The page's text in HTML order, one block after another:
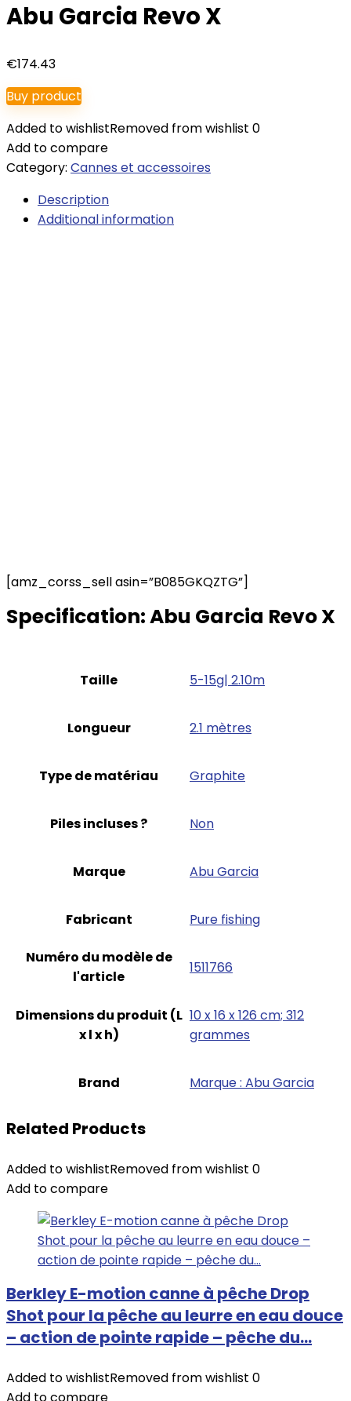
Abu Garcia Revo X
€174.43
Buy product
Added to wishlistRemoved from wishlist 0
Add to compare
Category: Cannes et accessoires
Description
Additional information
[amz_corss_sell asin=”B085GKQZTG”]
Specification:Abu Garcia Revo X
Taille ‎5-15g| 2.10m
Longueur ‎2.1 mètres
Type de matériau ‎Graphite
Piles incluses ? ‎Non
Marque ‎Abu Garcia
Fabricant ‎Pure fishing
Numéro du modèle de
l'article
‎1511766
Dimensions du produit (L
x l x h)
‎10 x 16 x 126 cm; 312
grammes
Brand Marque : Abu Garcia
Related Products
Added to wishlistRemoved from wishlist 0
Add to compare
Berkley E-motion canne à pêche Drop
Shot pour la pêche au leurre en eau douce
– action de pointe rapide – pêche du…
Added to wishlistRemoved from wishlist 0